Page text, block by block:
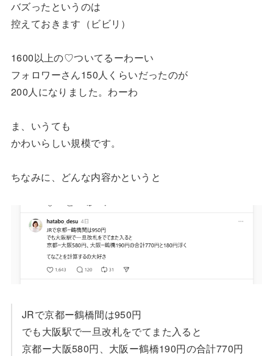
バズったというのは
控えておきます（ビビリ）
1600以上の♡ついてるーわーい
フォロワーさん150人くらいだったのが
200人になりました。わーわ
ま、いうても
かわいらしい規模です。
ちなみに、どんな内容かというと
JRで京都ー鶴橋間は950円
でも大阪駅で一旦改札をでてまた入ると
京都ー大阪580円、大阪ー鶴橋190円の合計770円